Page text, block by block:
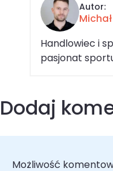
Autor:
Handlowiec i
pasjonat
Dodaj
Możliwość